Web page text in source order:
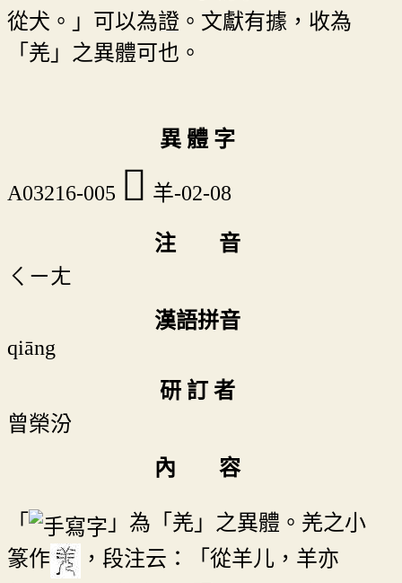
從犬。」可以為證。文獻有據，收為
「羌」之異體可也。
異 體 字
A03216-005 𦍎 羊-02-08
注 音
ㄑㄧㄤ
漢語拼音
qiāng
研 訂 者
曾榮汾
內 容
「
」為「羌」之異體。羌之小
篆作
，段注云：「從羊儿，羊亦